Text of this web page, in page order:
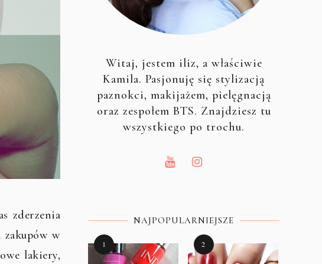
zderzenia
zakupów w
lakiery,
Witaj, jestem iliz, a właściwie
Kamila. Pasjonuję się stylizacją
paznokci, makijażem, pielęgnacją
oraz zespołem BTS. Znajdziesz tu
wszystkiego po trochu.
NAJPOPULARNIEJSZE